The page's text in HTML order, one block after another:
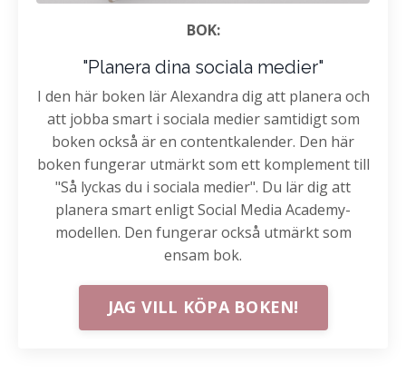
BOK:
"Planera dina sociala medier"
I den här boken lär Alexandra dig att planera och
att jobba smart i sociala medier samtidigt som
boken också är en contentkalender. Den här
boken fungerar utmärkt som ett komplement till
"Så lyckas du i sociala medier". Du lär dig att
planera smart enligt Social Media Academy-
modellen. Den fungerar också utmärkt som
ensam bok.
JAG VILL KÖPA BOKEN!